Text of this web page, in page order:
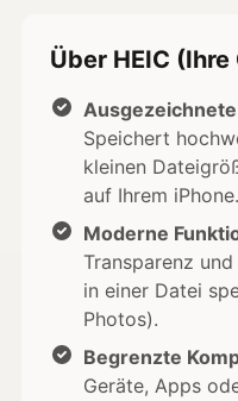
Über HEIC
Speichert
kleinen
auf Ihrem iPhone.
Moderne
Transparenz
in einer Datei
Photos).
Begrenzte
Geräte, Apps